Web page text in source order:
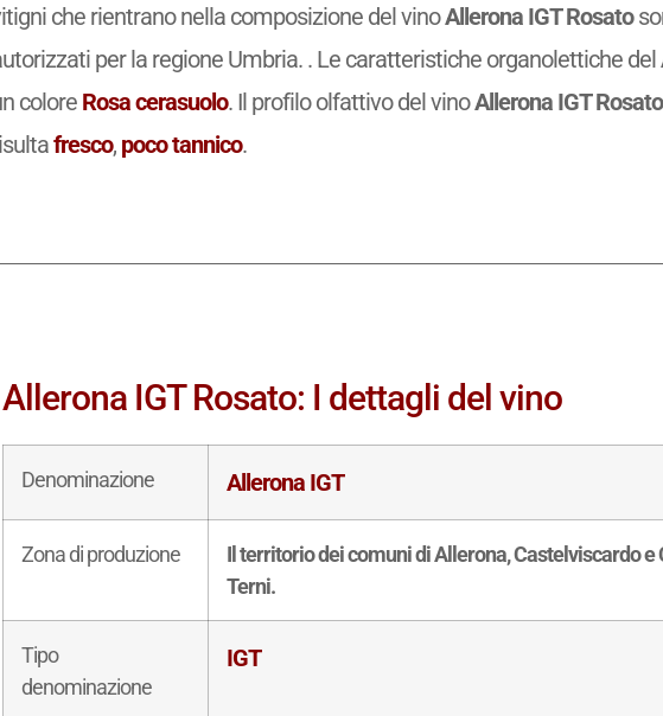
che rientrano nella composizione del vinoAllerona IGT Rosato
per la regione Umbria. . Le caratteristiche organolettiche del
colore Rosa cerasuolo. Il profilo olfattivo del vinoAllerona IGT Rosato
fresco, poco tannico.
Allerona IGT Rosato: I dettagli del vino
Denominazione Allerona IGT
Zona di produzione
Il territorio dei comuni di Allerona, Castelviscardo
Terni.
Tipo
denominazione
IGT